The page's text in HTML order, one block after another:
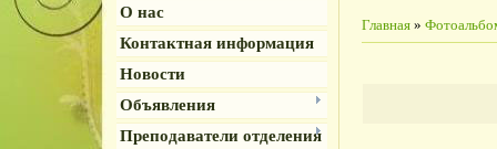
О нас
Контактная информация
Новости
Объявления
Преподаватели отделения
Главная »